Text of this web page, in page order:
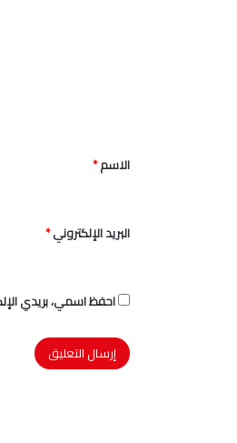
*
الاسم*
البريد الإلكتروني*
احفظ اسمي، بريدي